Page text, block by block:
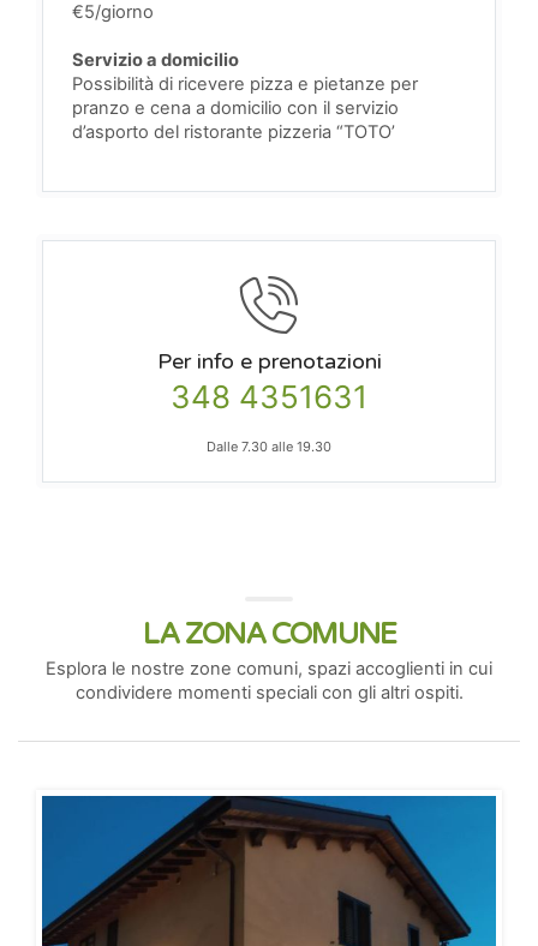
€5/giorno
Servizio a domicilio
Possibilità di ricevere pizza e pietanze per
pranzo e cena a domicilio con il servizio
d’asporto del ristorante pizzeria “TOTO’
Per info e prenotazioni
348 4351631
Dalle 7.30 alle 19.30
LA ZONA COMUNE
Esplora le nostre zone comuni, spazi accoglienti in cui
condividere momenti speciali con gli altri ospiti.